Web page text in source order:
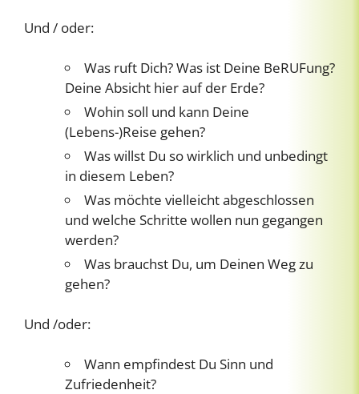
Und / oder:
Was ruft Dich? Was ist Deine BeRUFung?
Deine Absicht hier auf der Erde?
Wohin soll und kann Deine
(Lebens-)Reise gehen?
Was willst Du so wirklich und unbedingt
in diesem Leben?
Was möchte vielleicht abgeschlossen
und welche Schritte wollen nun gegangen
werden?
Was brauchst Du, um Deinen Weg zu
gehen?
Und /oder:
Wann empfindest Du Sinn und
Zufriedenheit?